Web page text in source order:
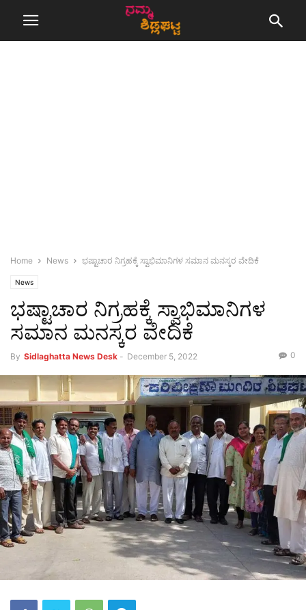
Home News ಭಷ್ಟಾಚಾರ ನಿಗ್ರಹಕ್ಕೆ ಸ್ವಾಭಿಮಾನಿಗಳ ಸಮಾನ ಮನಸ್ಕರ ವೇದಿಕೆ
News
ಭಷ್ಟಾಚಾರ ನಿಗ್ರಹಕ್ಕೆ ಸ್ವಾಭಿಮಾನಿಗಳ
ಸಮಾನ ಮನಸ್ಕರ ವೇದಿಕೆ
By Sidlaghatta News Desk - December 5, 2022 0